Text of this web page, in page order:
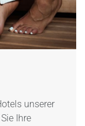
unserer
Ihre